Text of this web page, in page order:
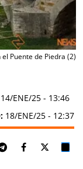
Puente de Piedra (2)
14/ENE/25 - 13:46
18/ENE/25 - 12:37